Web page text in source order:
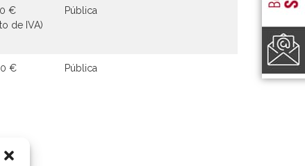
€
de IVA)
Pública
€ Pública